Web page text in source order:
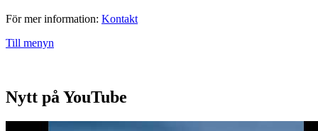
För mer information: Kontakt
Till menyn
Nytt på YouTube